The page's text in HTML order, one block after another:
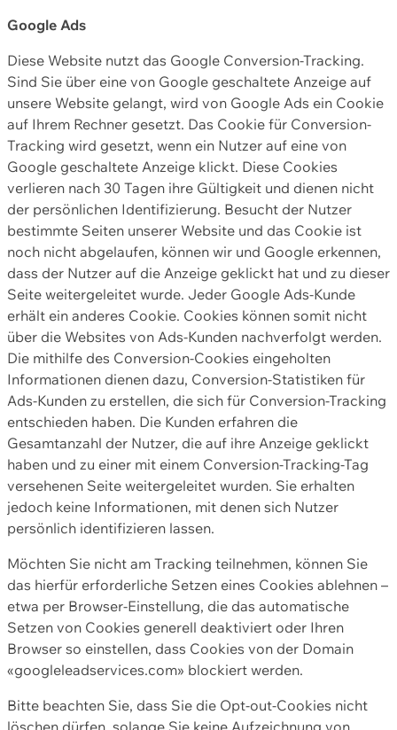
Google Ads
Diese Website nutzt das Google Conversion-Tracking.
Sind Sie über eine von Google geschaltete Anzeige auf
unsere Website gelangt, wird von Google Ads ein Cookie
auf Ihrem Rechner gesetzt. Das Cookie für Conversion-
Tracking wird gesetzt, wenn ein Nutzer auf eine von
Google geschaltete Anzeige klickt. Diese Cookies
verlieren nach 30 Tagen ihre Gültigkeit und dienen nicht
der persönlichen Identifizierung. Besucht der Nutzer
bestimmte Seiten unserer Website und das Cookie ist
noch nicht abgelaufen, können wir und Google erkennen,
dass der Nutzer auf die Anzeige geklickt hat und zu dieser
Seite weitergeleitet wurde. Jeder Google Ads-Kunde
erhält ein anderes Cookie. Cookies können somit nicht
über die Websites von Ads-Kunden nachverfolgt werden.
Die mithilfe des Conversion-Cookies eingeholten
Informationen dienen dazu, Conversion-Statistiken für
Ads-Kunden zu erstellen, die sich für Conversion-Tracking
entschieden haben. Die Kunden erfahren die
Gesamtanzahl der Nutzer, die auf ihre Anzeige geklickt
haben und zu einer mit einem Conversion-Tracking-Tag
versehenen Seite weitergeleitet wurden. Sie erhalten
jedoch keine Informationen, mit denen sich Nutzer
persönlich identifizieren lassen.
Möchten Sie nicht am Tracking teilnehmen, können Sie
das hierfür erforderliche Setzen eines Cookies ablehnen –
etwa per Browser-Einstellung, die das automatische
Setzen von Cookies generell deaktiviert oder Ihren
Browser so einstellen, dass Cookies von der Domain
«googleleadservices.com» blockiert werden.
Bitte beachten Sie, dass Sie die Opt-out-Cookies nicht